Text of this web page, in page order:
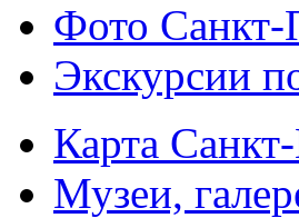
Фото Санкт-
Экскурсии
Карта
Музеи,